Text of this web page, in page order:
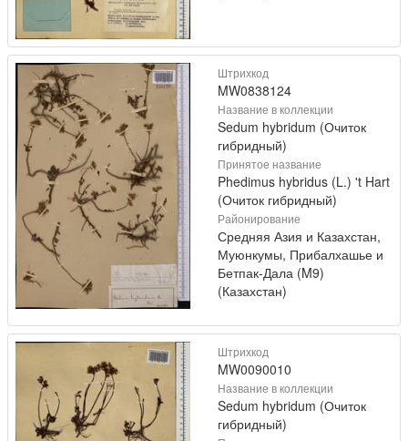
Штрихкод
MW0838124
Название в коллекции
Sedum hybridum (Очиток
гибридный)
Принятое название
Phedimus hybridus (L.) 't Hart
(Очиток гибридный)
Районирование
Средняя Азия и Казахстан,
Муюнкумы, Прибалхашье и
Бетпак-Дала (M9)
(Казахстан)
Штрихкод
MW0090010
Название в коллекции
Sedum hybridum (Очиток
гибридный)